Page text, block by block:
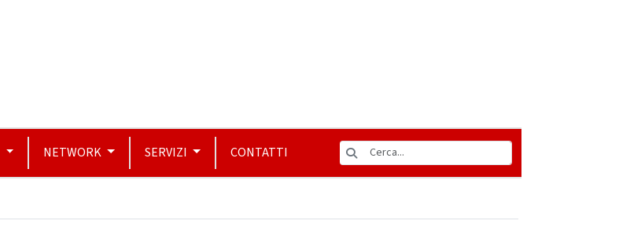
NETWORK SERVIZI CONTATTI